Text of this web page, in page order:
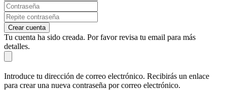
Crear cuenta
Tu cuenta ha sido creada. Por favor revisa tu email para más
detalles.
Introduce tu dirección de correo electrónico. Recibirás un enlace
para crear una nueva contraseña por correo electrónico.